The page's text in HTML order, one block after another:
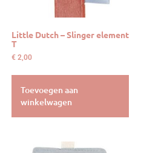
Little Dutch – Slinger element
T
€ 2,00
Toevoegen aan
winkelwagen